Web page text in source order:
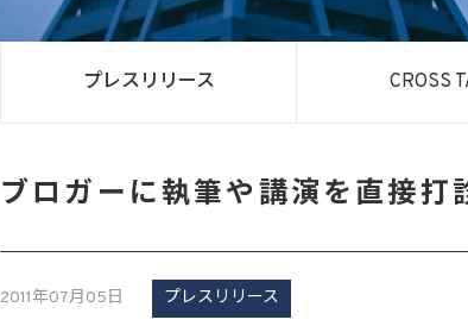
プレスリリース CROSS
ブロガーに執筆や講演を直接
2011年07月05日 プレスリリース